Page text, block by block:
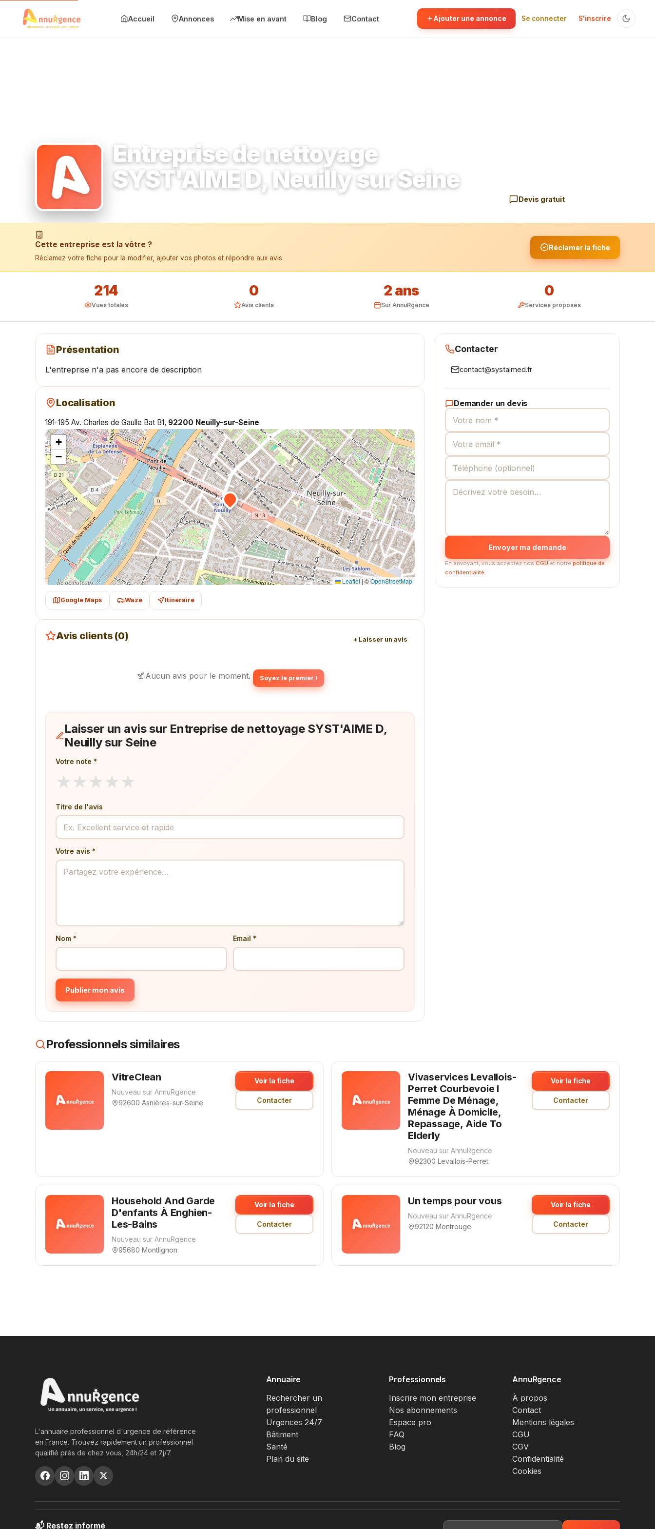
Accueil Annonces Mise en avant Blog Contact Ajouter une annonce Se connecter S'inscrire
Ajouter une annonce
Se connecter
S'inscrire
📱 Installer l'application
Entreprise de nettoyage
SYST'AIME D, Neuilly sur Seine
Devis gratuit
Cette entreprise est la vôtre ?
Réclamez votre fiche pour la modifier, ajouter vos photos et répondre aux avis.
Réclamer la fiche
214
Vues totales
0
Avis clients
2 ans
Sur AnnuRgence
0
Services proposés
Présentation
L'entreprise n'a pas encore de description
Localisation
191-195 Av. Charles de Gaulle Bat B1, 92200 Neuilly-sur-Seine
+
−
Leaflet | ©OpenStreetMap
Google Maps Waze Itinéraire
Avis clients (0) + Laisser un avis
Aucun avis pour le moment. Soyez le premier !
Laisser un avis sur Entreprise de nettoyage SYST'AIME D,
Neuilly sur Seine
Votre note *
★ ★ ★ ★ ★
Titre de l'avis
Votre avis *
Nom * Email *
Publier mon avis
Contacter
contact@systaimed.fr
Demander un devis
Envoyer ma demande
En envoyant, vous acceptez nosCGUet notrepolitique de
confidentialité.
Professionnels similaires
VitreClean
Nouveau sur AnnuRgence
92600 Asnières-sur-Seine
Voir la fiche
Contacter
Vivaservices Levallois-
Perret Courbevoie I
Femme De Ménage,
Ménage À Domicile,
Repassage, Aide To
Elderly
Nouveau sur AnnuRgence
92300 Levallois-Perret
Voir la fiche
Contacter
Household And Garde
D'enfants À Enghien-
Les-Bains
Nouveau sur AnnuRgence
95680 Montlignon
Voir la fiche
Contacter
Un temps pour vous
Nouveau sur AnnuRgence
92120 Montrouge
Voir la fiche
Contacter
L'annuaire professionnel d'urgence de référence
en France. Trouvez rapidement un professionnel
qualifié près de chez vous, 24h/24 et 7j/7.
Annuaire
Rechercher un
professionnel
Urgences 24/7
Bâtiment
Santé
Plan du site
Professionnels
Inscrire mon entreprise
Nos abonnements
Espace pro
FAQ
Blog
AnnuRgence
À propos
Contact
Mentions légales
CGU
CGV
Confidentialité
Cookies
📬 Restez informé